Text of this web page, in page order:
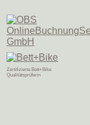
Zertifizierte Bett+Bike
Qualitätsprüferin